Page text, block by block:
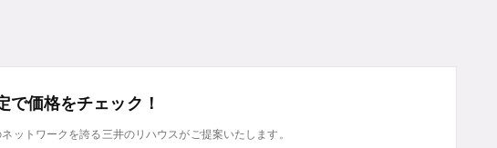
で価格をチェック！
ットワークを誇る三井のリハウスがご提案いたします。